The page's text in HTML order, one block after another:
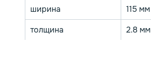
ширина
115 мм
толщина
2.8 мм